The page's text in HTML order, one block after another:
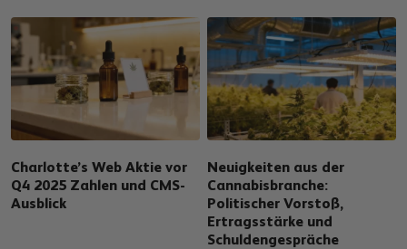
Charlotte’s Web Aktie vor
Q4 2025 Zahlen und CMS-
Ausblick
Neuigkeiten aus der
Cannabisbranche:
Politischer Vorstoß,
Ertragsstärke und
Schuldengespräche